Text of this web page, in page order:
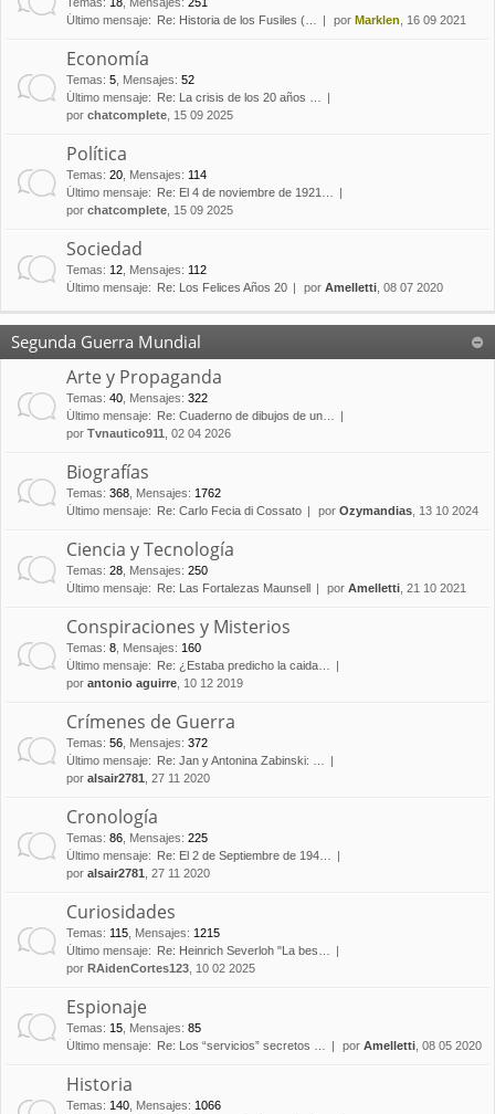
Último mensaje:
Re: Historia de los Fusiles (… por Marklen , 16 09 2021
Economía
Temas: 5 Mensajes: 52
Último mensaje:
Re: La crisis de los 20 años …
por chatcomplete , 15 09 2025
Política
Temas: 20 Mensajes: 114
Último mensaje:
Re: El 4 de noviembre de 1921…
por chatcomplete , 15 09 2025
Sociedad
Temas: 12 Mensajes: 112
Último mensaje:
Re: Los Felices Años 20 por Amelletti , 08 07 2020
Segunda Guerra Mundial
Arte y Propaganda
Temas: 40 Mensajes: 322
Último mensaje:
Re: Cuaderno de dibujos de un…
por Tvnautico911 , 02 04 2026
Biografías
Temas: 368 Mensajes: 1762
Último mensaje:
Re: Carlo Fecia di Cossato por Ozymandias , 13 10 2024
Ciencia y Tecnología
Temas: 28 Mensajes: 250
Último mensaje:
Re: Las Fortalezas Maunsell por Amelletti , 21 10 2021
Conspiraciones y Misterios
Temas: 8 Mensajes: 160
Último mensaje:
Re: ¿Estaba predicho la caida…
por antonio aguirre , 10 12 2019
Crímenes de Guerra
Temas: 56 Mensajes: 372
Último mensaje:
Re: Jan y Antonina Zabinski: …
por alsair2781 , 27 11 2020
Cronología
Temas: 86 Mensajes: 225
Último mensaje:
Re: El 2 de Septiembre de 194…
por alsair2781 , 27 11 2020
Curiosidades
Temas: 115 Mensajes: 1215
Último mensaje:
Re: Heinrich Severloh "La bes…
por RAidenCortes123 , 10 02 2025
Espionaje
Temas: 15 Mensajes: 85
Último mensaje:
Re: Los “servicios” secretos … por Amelletti , 08 05 2020
Historia
Temas: 140 Mensajes: 1066